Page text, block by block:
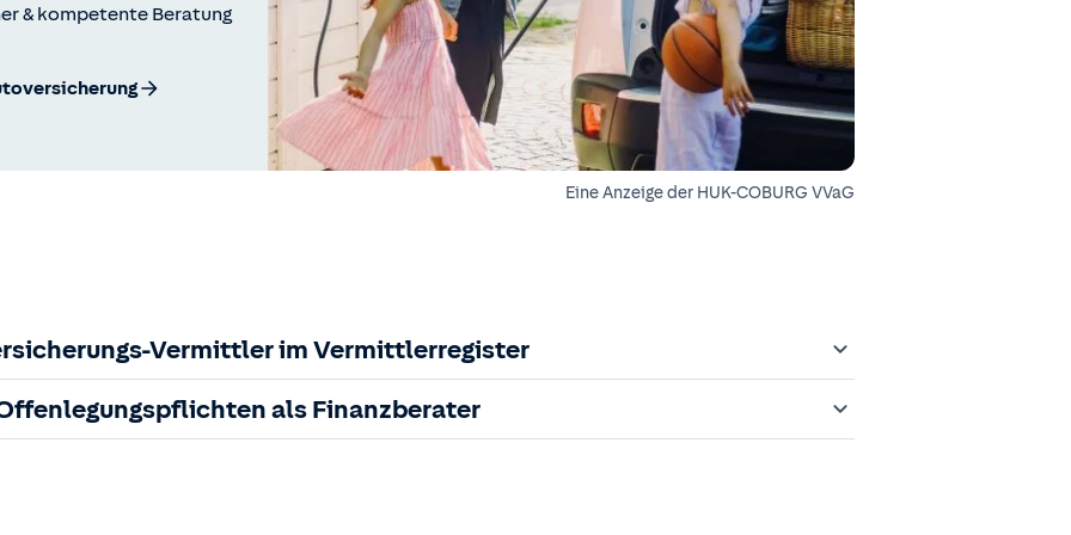
& kompetente Beratung
Eine Anzeige der HUK-COBURG VVaG
Vermittler im Vermittlerregister
als Finanzberater